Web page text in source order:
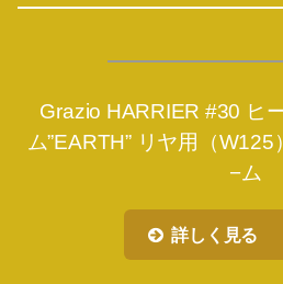
Grazio HARRIER #30 ヒ
ム”EARTH” リヤ用（
−ム
詳しく見る